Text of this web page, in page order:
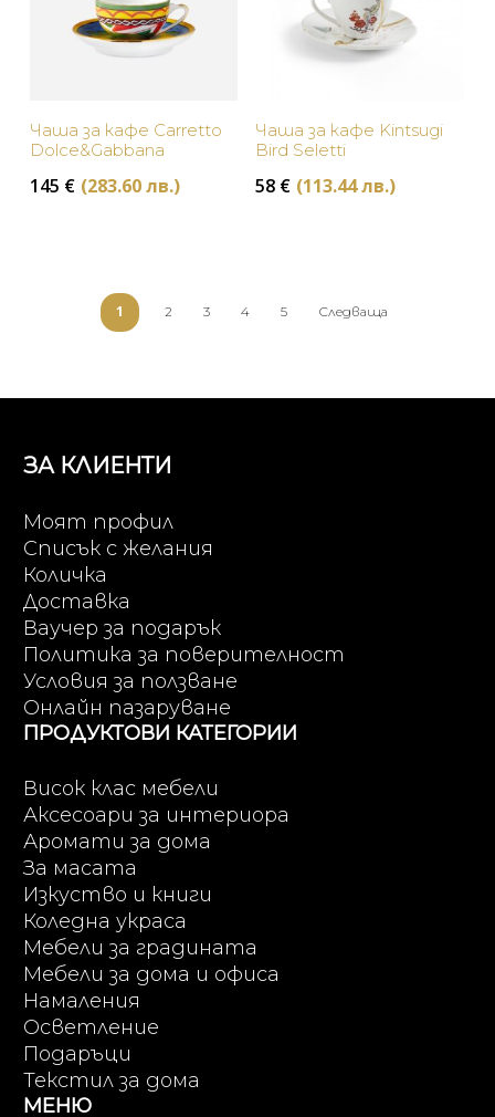
Чаша за кафе Carretto
Dolce&Gabbana
145 € (283.60 лв.)
Чаша за кафе Kintsugi
Bird Seletti
58 € (113.44 лв.)
1 2 3 4 5 Следваща
ЗА КЛИЕНТИ
Моят профил
Списък с желания
Количка
Доставка
Ваучер за подарък
Политика за поверителност
Условия за ползване
Онлайн пазаруване
ПРОДУКТОВИ КАТЕГОРИИ
Висок клас мебели
Аксесоари за интериора
Аромати за дома
За масата
Изкуство и книги
Коледна украса
Мебели за градината
Мебели за дома и офиса
Намаления
Осветление
Подаръци
Текстил за дома
МЕНЮ